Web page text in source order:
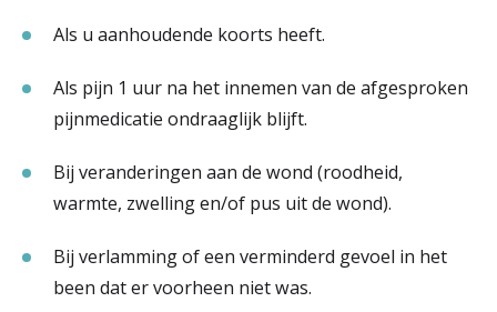
Als u aanhoudende koorts heeft.
Als pijn 1 uur na het innemen van de afgesproken
pijnmedicatie ondraaglijk blijft.
Bij veranderingen aan de wond (roodheid,
warmte, zwelling en/of pus uit de wond).
Bij verlamming of een verminderd gevoel in het
been dat er voorheen niet was.